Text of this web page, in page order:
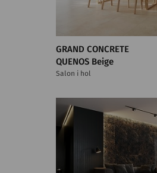
GRAND CONCRETE
QUENOS Beige
Salon i hol